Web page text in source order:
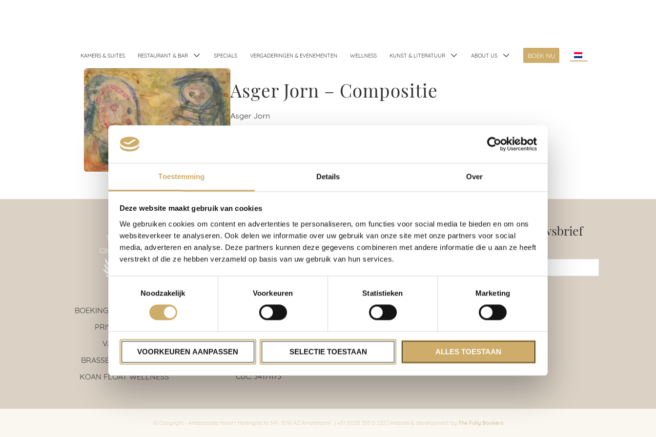
Toestemming Details Over
Deze website maakt gebruik van cookies
We gebruiken cookies om content en advertenties te personaliseren, om functies voor social media te bieden en om ons
websiteverkeer te analyseren. Ook delen we informatie over uw gebruik van onze site met onze partners voor social
media, adverteren en analyse. Deze partners kunnen deze gegevens combineren met andere informatie die u aan ze heeft
verstrekt of die ze hebben verzameld op basis van uw gebruik van hun services.
Noodzakelijk
Voorkeuren Statistieken Marketing
VOORKEUREN AANPASSEN SELECTIE TOESTAAN ALLES TOESTAAN
KAMERS & SUITES RESTAURANT & BAR SPECIALS VERGADERINGEN & EVENEMENTEN WELLNESS KUNST & LITERATUUR ABOUT US BOEK NU
Asger Jorn – Compositie
Asger Jorn
BOEKINGSVOORWAARDEN
PRIVACY POLICY
VACATURES
BRASSERIE AMBASSADE
KOAN FLOAT WELLNESS
Herengracht 341
1016 AZ Amsterdam
T: +31 (0)20 555 0 222
CoC: 34171173
Ambassade Nieuwsbrief
E-mail
© Copyright - Ambassade Hotel | Herengracht 341 , 1016 AZ Amsterdam , | +31 (0)20 555 0 222 | Website & development by The Fully Bookers